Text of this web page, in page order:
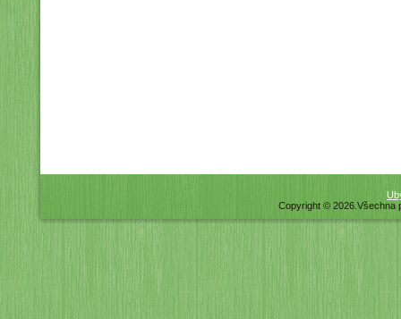
Copyright © 2026.Všechna